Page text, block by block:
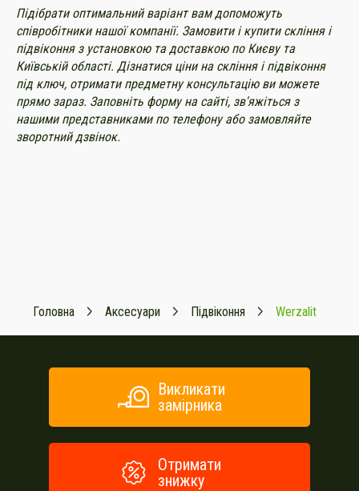
Підібрати оптимальний варіант вам допоможуть
співробітники нашої компанії. Замовити і купити скління і
підвіконня з установкою та доставкою по Києву та
Київській області. Дізнатися ціни на скління і підвіконня
під ключ, отримати предметну консультацію ви можете
прямо зараз. Заповніть форму на сайті, зв'яжіться з
нашими представниками по телефону або замовляйте
зворотний дзвінок.
Головна Аксесуари Підвіконня Werzalit
Викликати
замірника
Отримати
знижку